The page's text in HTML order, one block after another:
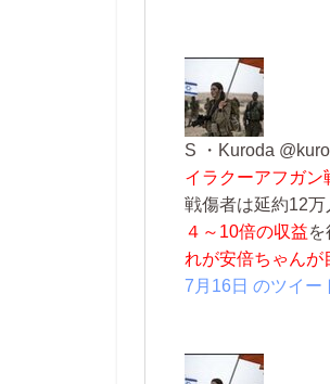
S ・
イラクーアフガン
戦傷者は延約12万
４～10倍の収益
れが安倍ちゃんが
7月16日 のツイー